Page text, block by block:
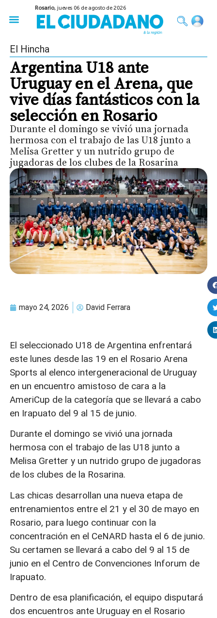
Rosario,jueves 06 de agosto de 2026
El Hincha
Argentina U18 ante
Uruguay en el Arena, que
vive días fantásticos con la
selección en Rosario
Durante el domingo se vivió una jornada
hermosa con el trabajo de las U18 junto a
Melisa Gretter y un nutrido grupo de
jugadoras de los clubes de la Rosarina
mayo 24, 2026 David Ferrara
El seleccionado U18 de Argentina enfrentará
este lunes desde las 19 en el Rosario Arena
Sports al elenco intergeneracional de Uruguay
en un encuentro amistoso de cara a la
AmeriCup de la categoría que se llevará a cabo
en Irapuato del 9 al 15 de junio.
Durante el domingo se vivió una jornada
hermosa con el trabajo de las U18 junto a
Melisa Gretter y un nutrido grupo de jugadoras
de los clubes de la Rosarina.
Las chicas desarrollan una nueva etapa de
entrenamientos entre el 21 y el 30 de mayo en
Rosario, para luego continuar con la
concentración en el CeNARD hasta el 6 de junio.
Su certamen se llevará a cabo del 9 al 15 de
junio en el Centro de Convenciones Inforum de
Irapuato.
Dentro de esa planificación, el equipo disputará
dos encuentros ante Uruguay en el Rosario